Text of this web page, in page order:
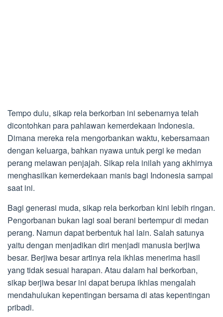
Tempo dulu, sikap rela berkorban ini sebenarnya telah
dicontohkan para pahlawan kemerdekaan Indonesia.
Dimana mereka rela mengorbankan waktu, kebersamaan
dengan keluarga, bahkan nyawa untuk pergi ke medan
perang melawan penjajah. Sikap rela inilah yang akhirnya
menghasilkan kemerdekaan manis bagi Indonesia sampai
saat ini.
Bagi generasi muda, sikap rela berkorban kini lebih ringan.
Pengorbanan bukan lagi soal berani bertempur di medan
perang. Namun dapat berbentuk hal lain. Salah satunya
yaitu dengan menjadikan diri menjadi manusia berjiwa
besar. Berjiwa besar artinya rela ikhlas menerima hasil
yang tidak sesuai harapan. Atau dalam hal berkorban,
sikap berjiwa besar ini dapat berupa ikhlas mengalah
mendahulukan kepentingan bersama di atas kepentingan
pribadi.